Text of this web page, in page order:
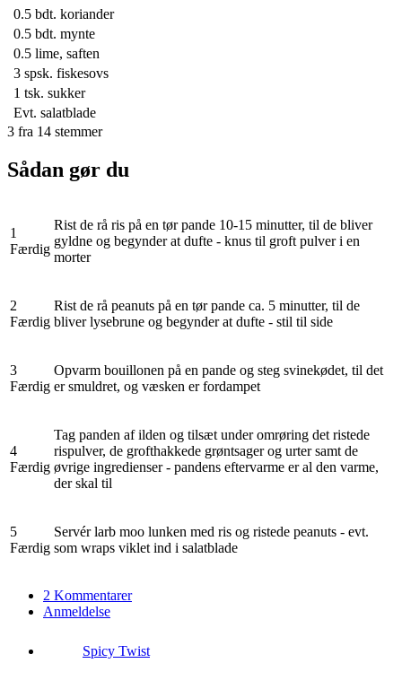
0.5 bdt. koriander
0.5 bdt. mynte
0.5 lime, saften
3 spsk. fiskesovs
1 tsk. sukker
Evt. salatblade
3 fra 14 stemmer
Sådan gør du
1
Færdig
Rist de rå ris på en tør pande 10-15 minutter, til de bliver
gyldne og begynder at dufte - knus til groft pulver i en
morter
2
Færdig
Rist de rå peanuts på en tør pande ca. 5 minutter, til de
bliver lysebrune og begynder at dufte - stil til side
3
Færdig
Opvarm bouillonen på en pande og steg svinekødet, til det
er smuldret, og væsken er fordampet
4
Færdig
Tag panden af ilden og tilsæt under omrøring det ristede
rispulver, de grofthakkede grøntsager og urter samt de
øvrige ingredienser - pandens eftervarme er al den varme,
der skal til
5
Færdig
Servér larb moo lunken med ris og ristede peanuts - evt.
som wraps viklet ind i salatblade
2 Kommentarer
Anmeldelse
Spicy Twist